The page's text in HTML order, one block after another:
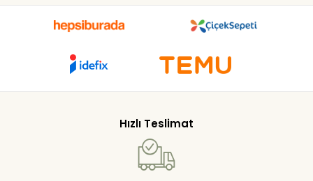
Hızlı Teslimat